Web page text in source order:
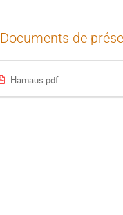
Documents de
Hamaus.pdf